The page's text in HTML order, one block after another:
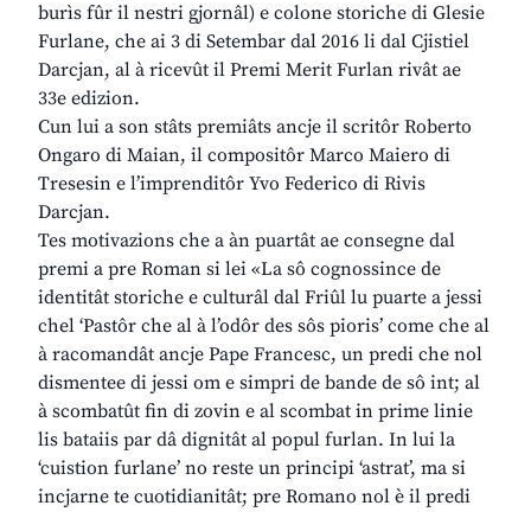
burìs fûr il nestri gjornâl) e colone storiche di Glesie
Furlane, che ai 3 di Setembar dal 2016 li dal Cjistiel
Darcjan, al à ricevût il Premi Merit Furlan rivât ae
33e edizion.
Cun lui a son stâts premiâts ancje il scritôr Roberto
Ongaro di Maian, il compositôr Marco Maiero di
Tresesin e l’imprenditôr Yvo Federico di Rivis
Darcjan.
Tes motivazions che a àn puartât ae consegne dal
premi a pre Roman si lei «La sô cognossince de
identitât storiche e culturâl dal Friûl lu puarte a jessi
chel ‘Pastôr che al à l’odôr des sôs pioris’ come che al
à racomandât ancje Pape Francesc, un predi che nol
dismentee di jessi om e simpri de bande de sô int; al
à scombatût fin di zovin e al scombat in prime linie
lis bataiis par dâ dignitât al popul furlan. In lui la
‘cuistion furlane’ no reste un principi ‘astrat’, ma si
incjarne te cuotidianitât; pre Romano nol è il predi